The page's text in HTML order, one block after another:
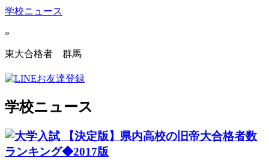
学校ニュース
»
東大合格者 群馬
学校ニュース
【決定版】県内高校の旧帝大合格者数
ランキング◆2017版